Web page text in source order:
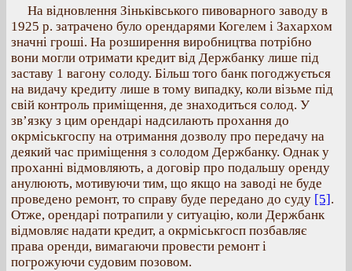
На відновлення Зіньківського пивоварного заводу в
1925 р. затрачено було орендарями Когелем і Захархом
значні гроші. На розширення виробництва потрібно
вони могли отримати кредит від Держбанку лише під
заставу 1 вагону солоду. Більш того банк погоджується
на видачу кредиту лише в тому випадку, коли візьме під
свій контроль приміщення, де знаходиться солод. У
зв’язку з цим орендарі надсилають прохання до
окрміськгоспу на отримання дозволу про передачу на
деякий час приміщення з солодом Держбанку. Однак у
проханні відмовляють, а договір про подальшу оренду
анулюють, мотивуючи тим, що якщо на заводі не буде
проведено ремонт, то справу буде передано до суду [5].
Отже, орендарі потрапили у ситуацію, коли Держбанк
відмовляє надати кредит, а окрміськгосп позбавляє
права оренди, вимагаючи провести ремонт і
погрожуючи судовим позовом.